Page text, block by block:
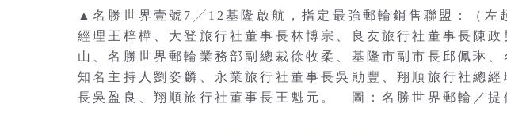
▲名勝世界壹號7╱12基隆啟航，指定最強郵輪銷售聯盟：（左
經理王梓樺、大登旅行社董事長林博宗、良友旅行社董事長陳
山、名勝世界郵輪業務部副總裁徐牧柔、基隆市副市長邱佩琳、
知名主持人劉姿麟、永業旅行社董事長吳勛豐、翔順旅行社總
長吳盈良、翔順旅行社董事長王魁元。 圖：名勝世界郵輪／提